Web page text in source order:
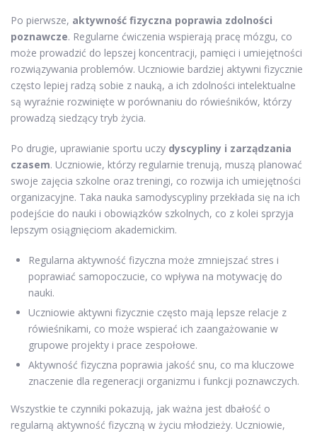
Po pierwsze, aktywność fizyczna poprawia zdolności
poznawcze. Regularne ćwiczenia wspierają pracę mózgu, co
może prowadzić do lepszej koncentracji, pamięci i umiejętności
rozwiązywania problemów. Uczniowie bardziej aktywni fizycznie
często lepiej radzą sobie z nauką, a ich zdolności intelektualne
są wyraźnie rozwinięte w porównaniu do rówieśników, którzy
prowadzą siedzący tryb życia.
Po drugie, uprawianie sportu uczy dyscypliny i zarządzania
czasem. Uczniowie, którzy regularnie trenują, muszą planować
swoje zajęcia szkolne oraz treningi, co rozwija ich umiejętności
organizacyjne. Taka nauka samodyscypliny przekłada się na ich
podejście do nauki i obowiązków szkolnych, co z kolei sprzyja
lepszym osiągnięciom akademickim.
Regularna aktywność fizyczna może zmniejszać stres i
poprawiać samopoczucie, co wpływa na motywację do
nauki.
Uczniowie aktywni fizycznie często mają lepsze relacje z
rówieśnikami, co może wspierać ich zaangażowanie w
grupowe projekty i prace zespołowe.
Aktywność fizyczna poprawia jakość snu, co ma kluczowe
znaczenie dla regeneracji organizmu i funkcji poznawczych.
Wszystkie te czynniki pokazują, jak ważna jest dbałość o
regularną aktywność fizyczną w życiu młodzieży. Uczniowie,